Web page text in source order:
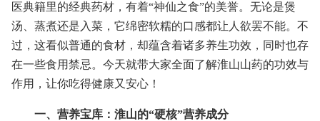
医典籍里的经典药材，有着“神仙之食”的美誉。无论是煲
汤、蒸煮还是入菜，它绵密软糯的口感都让人欲罢不能。不
过，这看似普通的食材，却蕴含着诸多养生功效，同时也存
在一些食用禁忌。今天就带大家全面了解淮山山药的功效与
作用，让你吃得健康又安心！
一、营养宝库：淮山的“硬核”营养成分